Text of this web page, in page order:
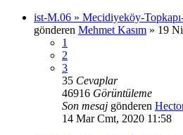
ist-M.06 » Mecidiyeköy-
gönderen Mehmet Kasım » 19
1
2
3
35 Cevaplar
46916 Görüntüleme
Son mesaj gönderen
14 Mar Cmt, 2020 11:58